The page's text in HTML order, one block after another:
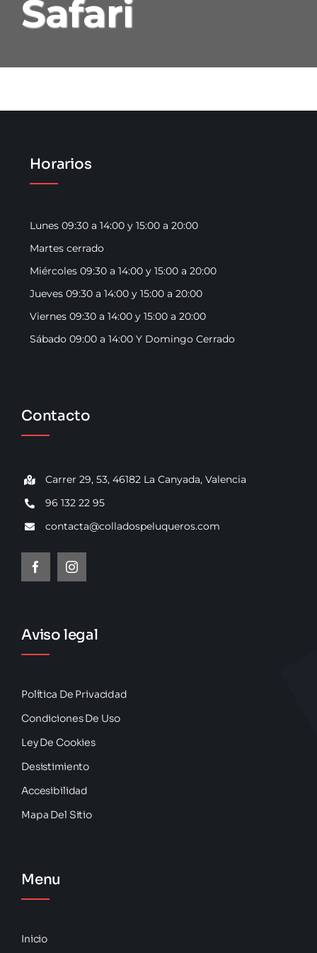
Conócenos
Estetica
Blog
Contacto
Safari
Horarios
Lunes 09:30 a 14:00 y 15:00 a 20:00
Martes cerrado
Miércoles 09:30 a 14:00 y 15:00 a 20:00
Jueves 09:30 a 14:00 y 15:00 a 20:00
Viernes 09:30 a 14:00 y 15:00 a 20:00
Sábado 09:00 a 14:00 Y Domingo Cerrado
Contacto
Carrer 29, 53, 46182 La Canyada, Valencia
96 132 22 95
contacta@colladospeluqueros.com
Aviso legal
Política De Privacidad
Condiciones De Uso
Ley De Cookies
Desistimiento
Accesibilidad
Mapa Del Sitio
Menu
Inicio